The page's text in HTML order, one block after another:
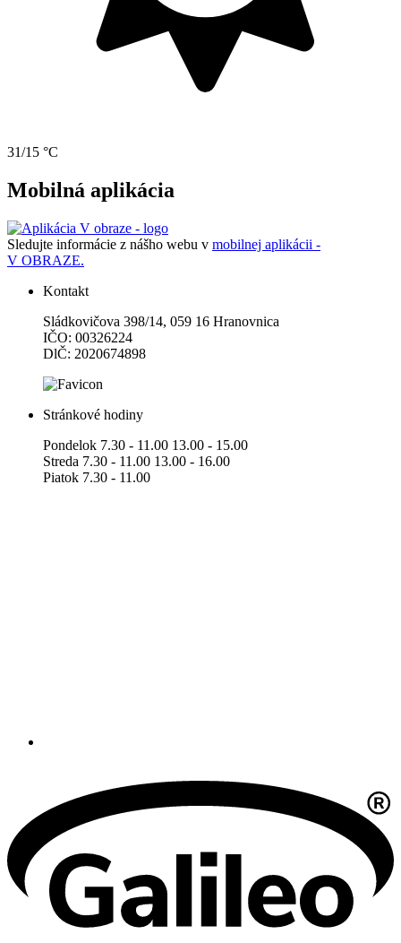
31/15 °C
Mobilná aplikácia
Sledujte informácie z nášho webu v mobilnej aplikácii -
V OBRAZE.
Kontakt
Sládkovičova 398/14, 059 16 Hranovnica
IČO: 00326224
DlČ: 2020674898
Stránkové hodiny
Pondelok 7.30 - 11.00 13.00 - 15.00
Streda 7.30 - 11.00 13.00 - 16.00
Piatok 7.30 - 11.00